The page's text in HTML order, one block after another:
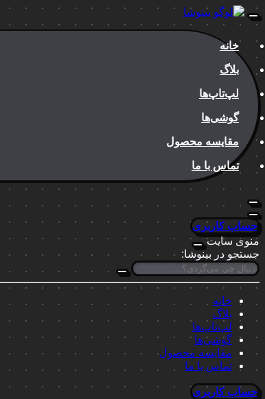
خانه
بلاگ
لپ‌تاپ‌ها
گوشی‌ها
مقایسه محصول
تماس با ما
حساب کاربری
منوی سایت
جستجو در بینوشا:
خانه
بلاگ
لپ‌تاپ‌ها
گوشی‌ها
مقایسه محصول
تماس با ما
حساب کاربری